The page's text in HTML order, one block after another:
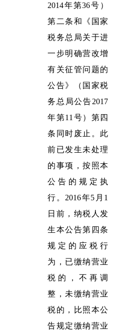
2014年第36号）
第二条和《国家
税务总局关于进
一步明确营改增
有关征管问题的
公告》（国家税
务总局公告2017
年第11号）第四
条同时废止。此
前已发生未处理
的事项，按照本
公告的规定执
行。2016年5月1
日前，纳税人发
生本公告第四条
规定的应税行
为，已缴纳营业
税的，不再调
整，未缴纳营业
税的，比照本公
告规定缴纳营业